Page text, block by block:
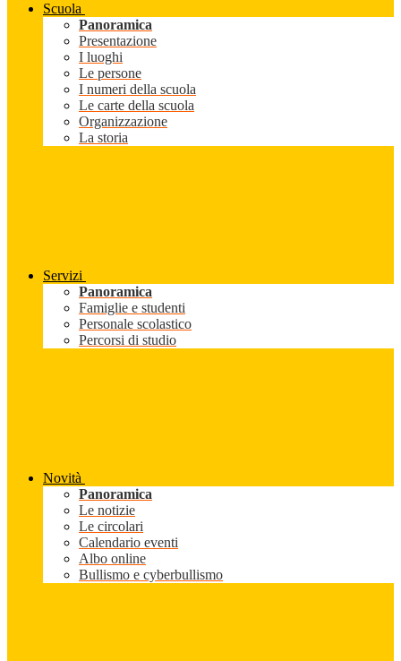
Scuola
Panoramica
Presentazione
I luoghi
Le persone
I numeri della scuola
Le carte della scuola
Organizzazione
La storia
Servizi
Panoramica
Famiglie e studenti
Personale scolastico
Percorsi di studio
Novità
Panoramica
Le notizie
Le circolari
Calendario eventi
Albo online
Bullismo e cyberbullismo